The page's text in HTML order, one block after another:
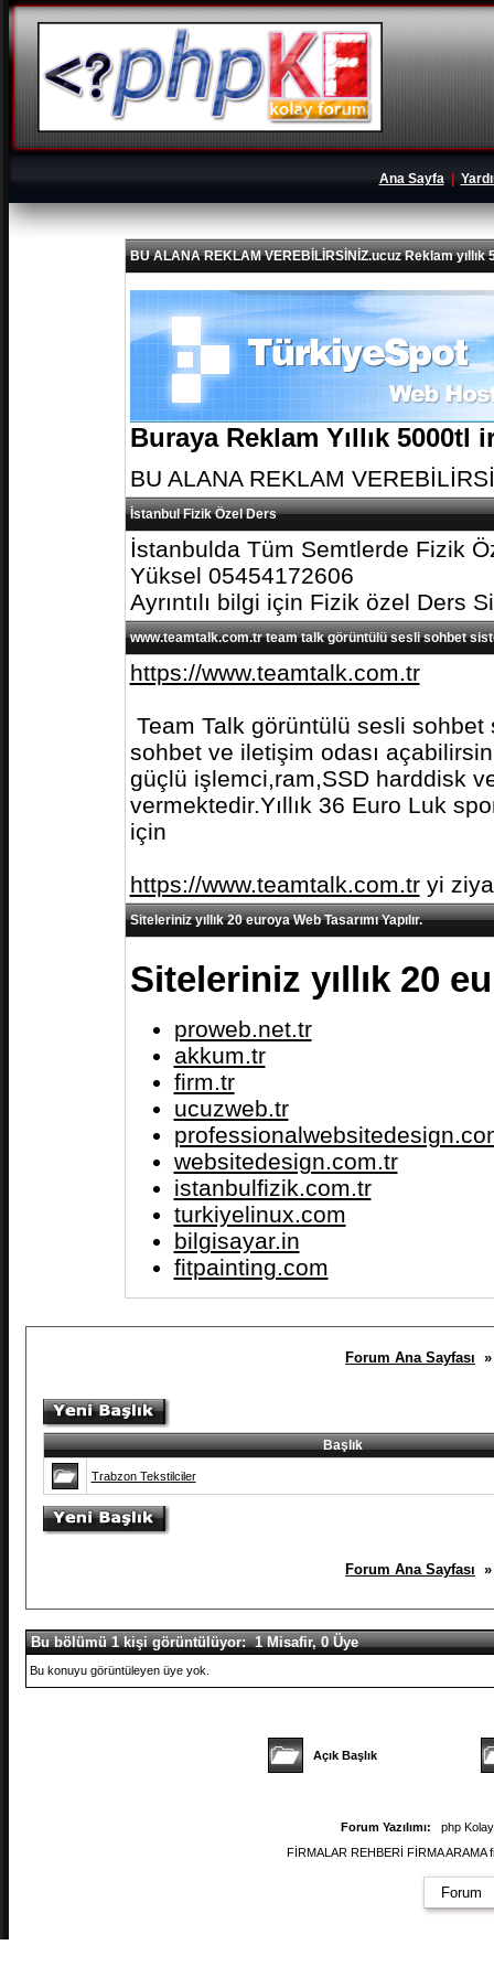
Ana Sayfa|
BU ALANA REKLAM VEREBİLİRSİNİZ.ucuz Reklam yıllık
Buraya Reklam Yıllık
BU ALANA REKLAM
İstanbul Fizik Özel Ders
İstanbulda Tüm Semtlerde Fizik
Yüksel 05454172606
Ayrıntılı bilgi için Fizik özel Ders
www.teamtalk.com.tr team talk görüntülü sesli sohbet
https://www.teamtalk.com.tr
Team Talk görüntülü sesli
sohbet ve iletişim odası
güçlü işlemci,ram,SSD harddisk
vermektedir.Yıllık 36 Euro Luk
için
https://www.teamtalk.com.tryi
Siteleriniz yıllık 20 euroya Web Tasarımı Yapılır.
Siteleriniz yıllık 20
proweb.net.tr
akkum.tr
firm.tr
ucuzweb.tr
websitedesign.com.tr
istanbulfizik.com.tr
turkiyelinux.com
bilgisayar.in
fitpainting.com
Forum Ana Sayfası
Başlık
Trabzon Tekstilciler
Forum Ana Sayfası
Bu bölümü 1 kişi görüntülüyor: 1 Misafir, 0 Üye
Bu konuyu görüntüleyen üye yok.
Açık Başlık
Forum Yazılımı:
php
FİRMALAR REHBERİ FİRMA
Forum